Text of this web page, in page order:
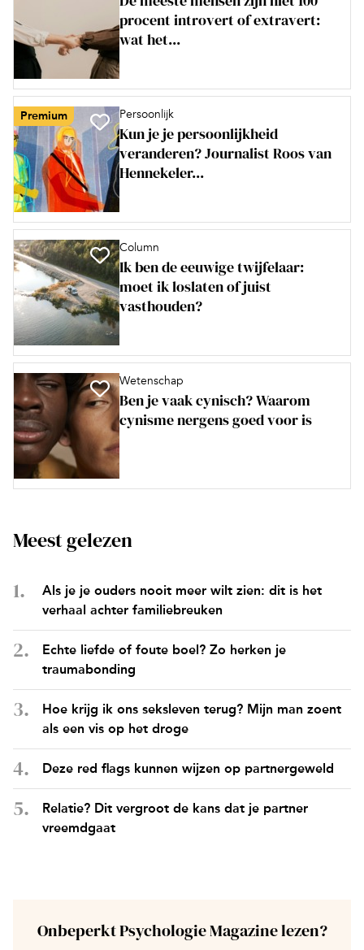
procent introvert of extravert:
wat het...
Premium Persoonlijk
Kun je je persoonlijkheid
veranderen? Journalist Roos van
Hennekeler...
Column
Ik ben de eeuwige twijfelaar:
moet ik loslaten of juist
vasthouden?
Wetenschap
Ben je vaak cynisch? Waarom
cynisme nergens goed voor is
Meest gelezen
Als je je ouders nooit meer wilt zien: dit is het
verhaal achter familiebreuken
Echte liefde of foute boel? Zo herken je
traumabonding
Hoe krijg ik ons seksleven terug? Mijn man zoent
als een vis op het droge
Deze red flags kunnen wijzen op partnergeweld
Relatie? Dit vergroot de kans dat je partner
vreemdgaat
Onbeperkt Psychologie Magazine lezen?